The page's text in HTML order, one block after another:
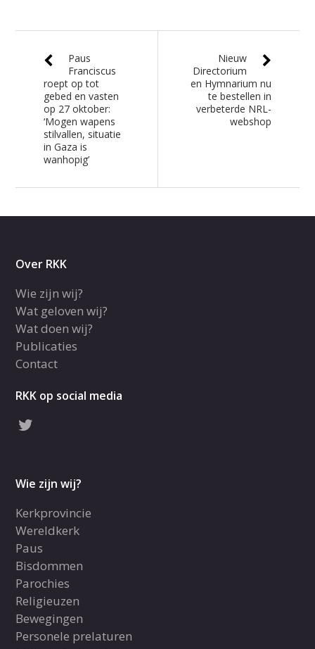
Paus
Franciscus
roept op tot
gebed en vasten
op 27 oktober:
‘Mogen wapens
stilvallen, situatie
in Gaza is
wanhopig’
Nieuw
Directorium
en Hymnarium nu
te bestellen in
verbeterde NRL-
webshop
Over RKK
Wie zijn wij?
Wat geloven wij?
Wat doen wij?
Publicaties
Contact
RKK op social media
Wie zijn wij?
Kerkprovincie
Wereldkerk
Paus
Bisdommen
Parochies
Religieuzen
Bewegingen
Personele prelaturen